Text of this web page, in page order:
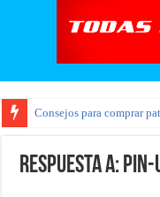
Consejos para comprar
Respuesta a: